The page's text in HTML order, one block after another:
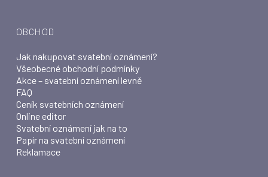
OBCHOD
Jak nakupovat svatební oznámení?
Všeobecné obchodní podmínky
Akce – svatební oznámení levně
FAQ
Ceník svatebních oznámení
Online editor
Svatební oznámení jak na to
Papír na svatební oznámení
Reklamace